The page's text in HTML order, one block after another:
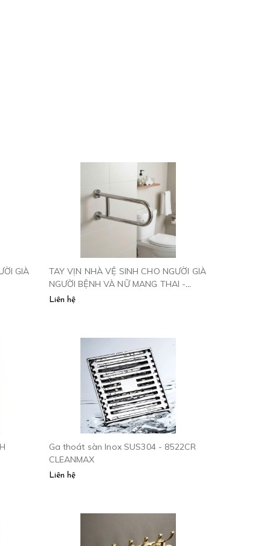
GIÀ
TAY VỊN NHÀ VỆ SINH CHO NGƯỜI GIÀ
NGƯỜI BỆNH VÀ NỮ MANG THAI -
TV600
Liên hệ
Ga thoát sàn Inox SUS304 - 8522CR
CLEANMAX
Liên hệ